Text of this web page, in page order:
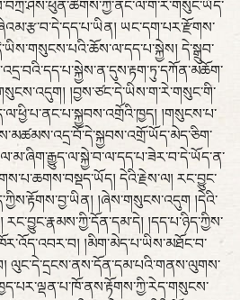
ཡང་དག་པར་རྫོགས་
དེ་སྒྲུབ་
།བྱས་ཙང་དེ་ཡིས་ག་རེ་གསུང་གི་
།གསུངས་པ་
དེའི་རྗེས་ལ། རང་བྱུང་
།ཞེས་གསུངས་འདུག །དེའི་
།དད་པ་ཉིད་ཀྱིས་
།མིག་མེད་པ་ཡིས་མཐོང་བ་
ལུང་དེ་དྲངས་ནས་དོན་དམ་པའི་གནས་ལུགས་